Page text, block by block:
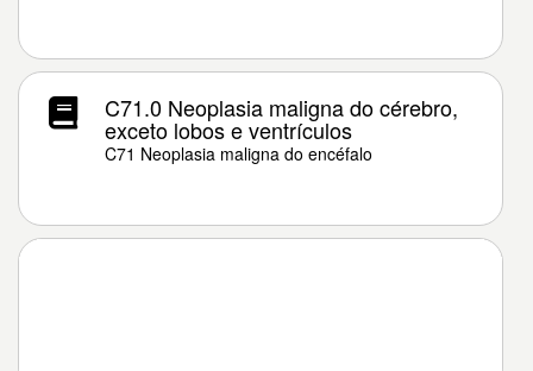
C71.0 Neoplasia maligna do cérebro,
exceto lobos e ventrículos
C71 Neoplasia maligna do encéfalo